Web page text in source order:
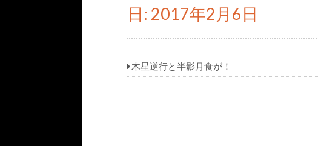
日: 2017年2月6日
木星逆行と半影月食が！